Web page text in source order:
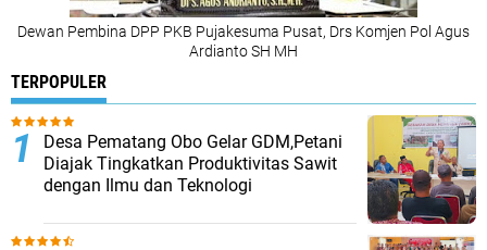
Dewan Pembina DPP PKB Pujakesuma Pusat, Drs Komjen Pol Agus
Ardianto SH MH
TERPOPULER
Desa Pematang Obo Gelar GDM,Petani
Diajak Tingkatkan Produktivitas Sawit
dengan Ilmu dan Teknologi